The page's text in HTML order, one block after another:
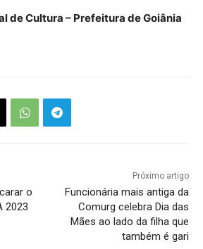
de Cultura – Prefeitura de Goiânia
o
2023
Próximo artigo
Funcionária mais antiga da
Comurg celebra Dia das
Mães ao lado da filha que
também é gari